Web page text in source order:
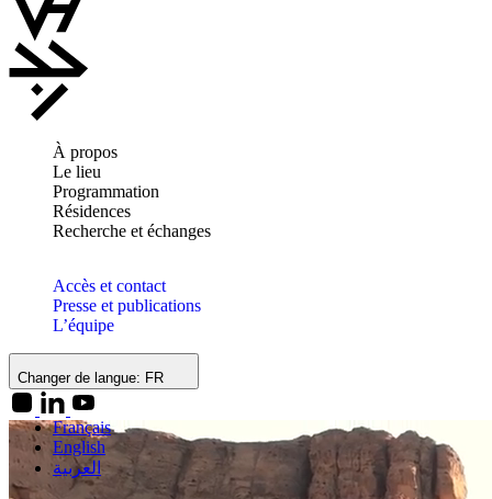
À propos
Le lieu
Programmation
Résidences
Recherche et échanges
Accès et contact
Presse et publications
L’équipe
Changer de langue: FR
Français
English
العربية